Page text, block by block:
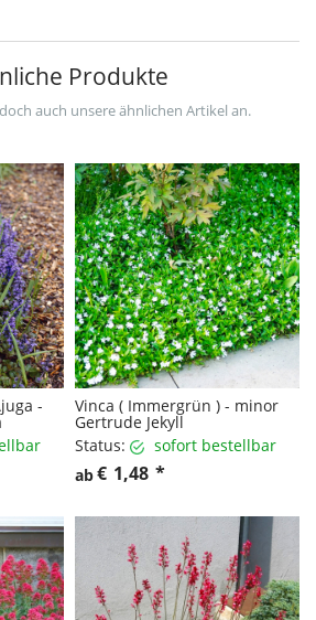
Produkte
auch unsere ähnlichen Artikel an.
- Vinca ( Immergrün ) - minor
Gertrude Jekyll
Status:
sofort bestellbar
ab€ 1,48 *